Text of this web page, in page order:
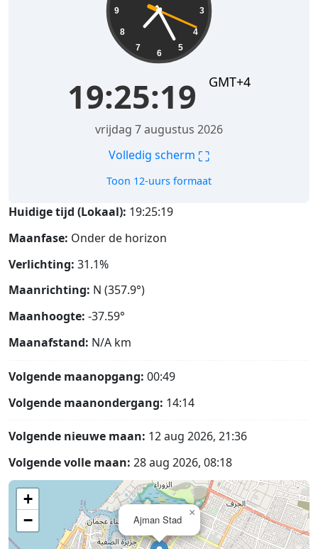
3
4
5
6
7
8
9
19:25:20 GMT+4
vrijdag 7 augustus 2026
Volledig scherm ⛶
Toon 12-uurs formaat
Huidige tijd (Lokaal): 19:25:20
Maanfase: Onder de horizon
Verlichting: 31.1%
Maanrichting: N (357.9°)
Maanhoogte: -37.59°
Maanafstand: N/A km
Volgende maanopgang: 00:49
Volgende maanondergang: 14:14
Volgende nieuwe maan: 12 aug 2026, 21:36
Volgende volle maan: 28 aug 2026, 08:18
Ajman Stad
×
+
−